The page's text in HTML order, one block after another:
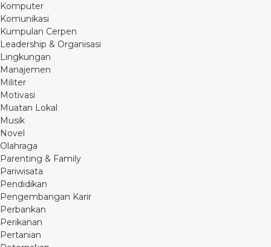
Komputer
Komunikasi
Kumpulan Cerpen
Leadership & Organisasi
Lingkungan
Manajemen
Militer
Motivasi
Muatan Lokal
Musik
Novel
Olahraga
Parenting & Family
Pariwisata
Pendidikan
Pengembangan Karir
Perbankan
Perikanan
Pertanian